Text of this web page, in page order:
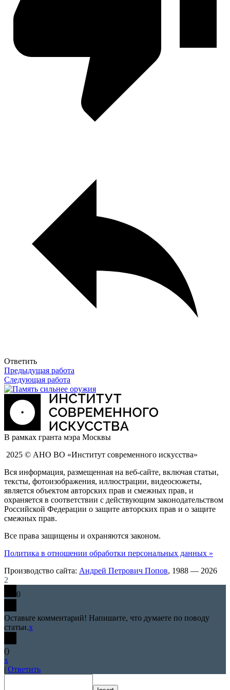
Ответить
Предыдущая работа
Следующая работа
В рамках гранта мэра Москвы
2025 © АНО ВО «Институт современного искусства»
Вся информация, размещенная на веб-сайте, включая статьи,
тексты, фотоизображения, иллюстрации, видеосюжеты,
является объектом авторских прав и смежных прав, и
охраняется в соответствии с действующим законодательством
Российской Федерации о защите авторских прав и о защите
смежных прав.
Все права защищены и охраняются законом.
Политика в отношении обработки персональных данных »
Производство сайта: Андрей Петрович Попов, 1988 — 2026
2
0
Оставьте комментарий! Напишите, что думаете по поводу
статьи.x
()
x
| Ответить